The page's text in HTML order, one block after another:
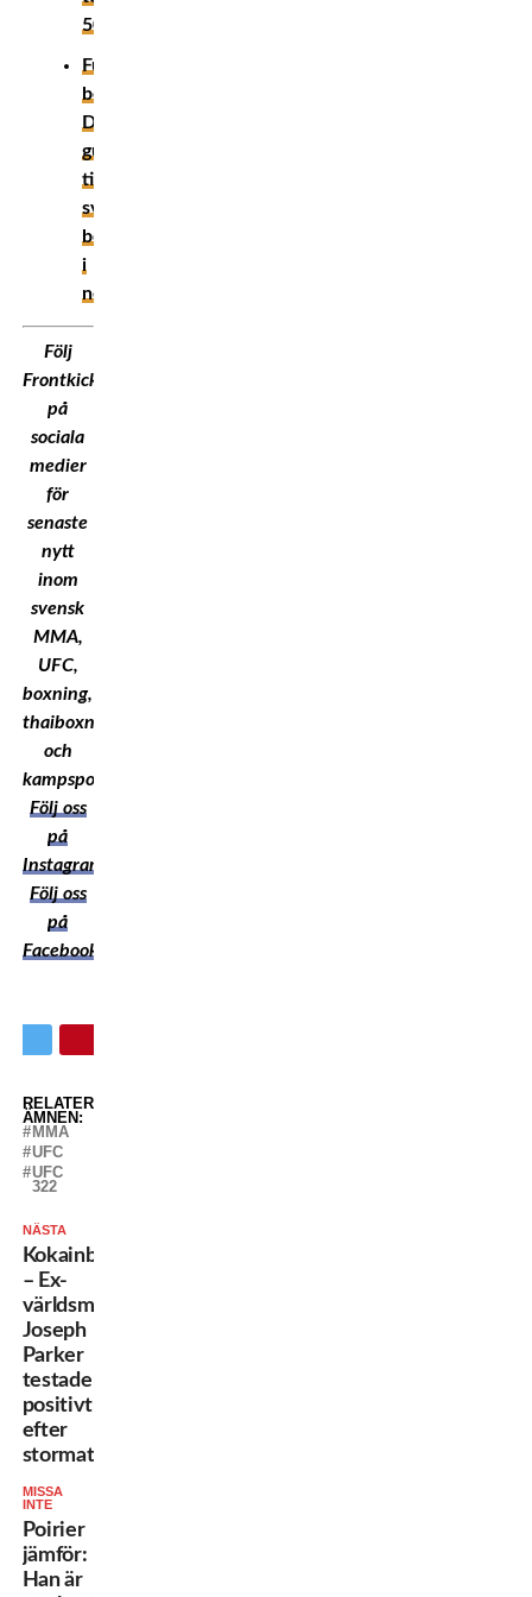
50!
Fullspäckad
boxningsmånad!
Din
guide
till
svensk
boxning
i
november
Följ
Frontkick.Online
på
sociala
medier
för
senaste
nytt
inom
svensk
MMA,
UFC,
boxning,
thaiboxning
och
kampsport!
Följ oss
på
Instagram
Följ oss
på
Facebook
RELATERADE
ÄMNEN:
MMA
UFC
UFC
322
NÄSTA
Kokainbeskedet
– Ex-
världsmästaren
Joseph
Parker
testade
positivt
efter
stormatchen
MISSA
INTE
Poirier
jämför:
Han är